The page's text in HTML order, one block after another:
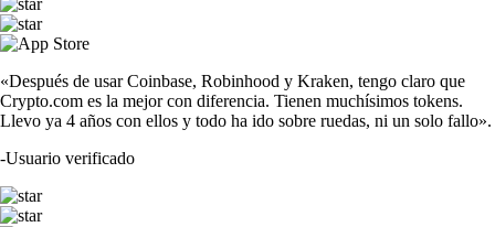
«Después de usar Coinbase, Robinhood y Kraken, tengo claro que
Crypto.com es la mejor con diferencia. Tienen muchísimos tokens.
Llevo ya 4 años con ellos y todo ha ido sobre ruedas, ni un solo fallo».
-Usuario verificado